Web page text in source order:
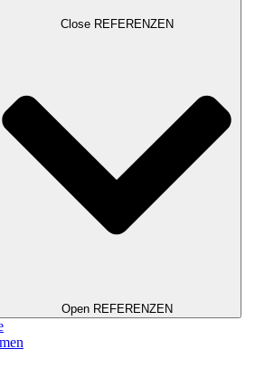
Close REFERENZEN
Open REFERENZEN